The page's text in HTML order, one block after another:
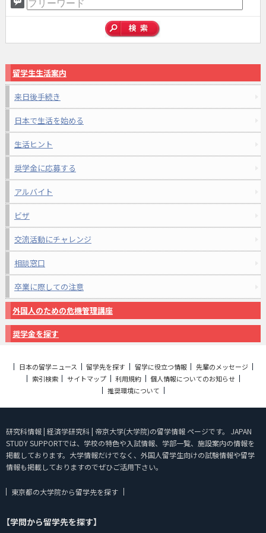
留学生生活案内
来日後手続き
日本で生活を始める
生活ヒント
奨学金に応募する
アルバイト
ビザ
交流活動にチャレンジ
相談窓口
卒業に際しての注意
外国人のための危機管理講座
奨学金を探す
日本の留学ニュース 留学先を探す 留学に役立つ情報
先輩のメッセージ
索引検索
サイトマップ 利用規約
個人情報についてのお知らせ
推奨環境について
研究科情報 | 経済学研究科 | 帝京大学(大学院)の留学情報 ページです。 JAPAN
STUDY SUPPORTでは、学校の特色や入試情報、学部一覧、施設案内の情報を
掲載しております。大学情報だけでなく、外国人留学生向けの試験情報や留学
情報も掲載しておりますのでぜひご活用下さい。
東京都の大学院から留学先を探す
【学問から留学先を探す】